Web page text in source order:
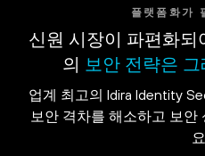
플랫폼화가
신원 시장이 파편화되
의 보안 전략은
업계 최고의 Idira Identity
보안 격차를 해소하고 보안